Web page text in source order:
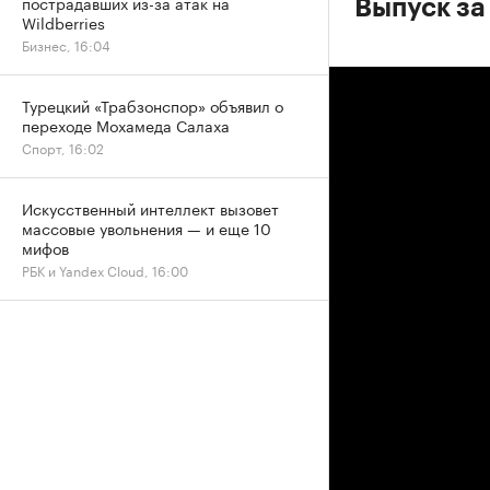
Выпуск
Wildberries
Бизнес, 16:04
Турецкий «Трабзонспор» объявил о
переходе Мохамеда Салаха
Спорт, 16:02
Искусственный интеллект вызовет
массовые увольнения — и еще 10
мифов
РБК и Yandex Cloud, 16:00